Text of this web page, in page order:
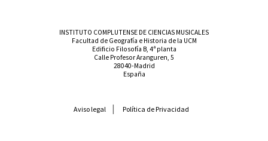
INSTITUTO COMPLUTENSE DE CIENCIAS MUSICALES
Facultad de Geografía e Historia de la UCM
Edificio Filosofía B, 4ª planta
Calle Profesor Aranguren, 5
28040-Madrid
España
Aviso legal Política de Privacidad